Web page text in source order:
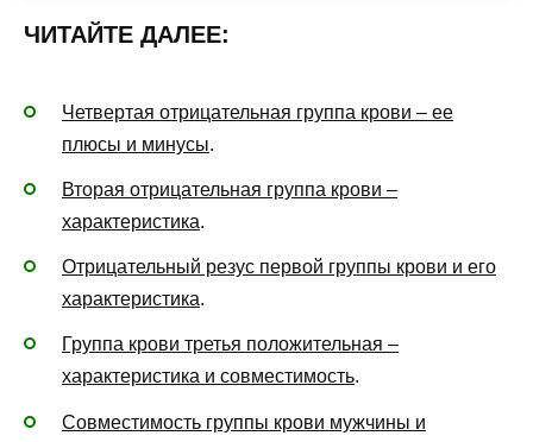
ЧИТАЙТЕ ДАЛЕЕ:
Четвертая отрицательная группа крови – ее
плюсы и минусы.
Вторая отрицательная группа крови –
характеристика.
Отрицательный резус первой группы крови и его
характеристика.
Группа крови третья положительная –
характеристика и совместимость.
Совместимость группы крови мужчины и